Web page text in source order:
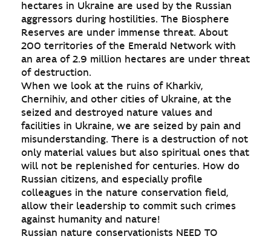
hectares in Ukraine are used by the Russian
aggressors during hostilities. The Biosphere
Reserves are under immense threat. About
200 territories of the Emerald Network with
an area of 2.9 million hectares are under threat
of destruction.
When we look at the ruins of Kharkiv,
Chernihiv, and other cities of Ukraine, at the
seized and destroyed nature values and
facilities in Ukraine, we are seized by pain and
misunderstanding. There is a destruction of not
only material values but also spiritual ones that
will not be replenished for centuries. How do
Russian citizens, and especially profile
colleagues in the nature conservation field,
allow their leadership to commit such crimes
against humanity and nature!
Russian nature conservationists NEED TO